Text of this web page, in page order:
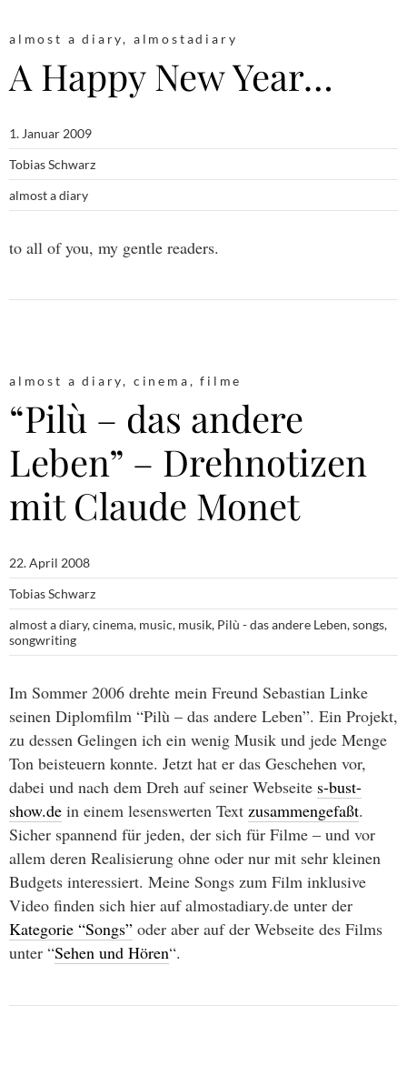
almost a diary, almostadiary
A Happy New Year…
1. Januar 2009
Tobias Schwarz
almost a diary
to all of you, my gentle readers.
almost a diary, cinema,filme
“Pilù – das andere
Leben” – Drehnotizen
mit Claude Monet
22. April 2008
Tobias Schwarz
almost a diary,cinema, music, musik, Pilù - das andere Leben,songs,
songwriting
Im Sommer 2006 drehte mein Freund Sebastian Linke
seinen Diplomfilm “Pilù – das andere Leben”. Ein Projekt,
zu dessen Gelingen ich ein wenig Musik und jede Menge
Ton beisteuern konnte. Jetzt hat er das Geschehen vor,
dabei und nach dem Dreh auf seiner Webseite s-bust-
show.de in einem lesenswerten Text zusammengefaßt.
Sicher spannend für jeden, der sich für Filme – und vor
allem deren Realisierung ohne oder nur mit sehr kleinen
Budgets interessiert. Meine Songs zum Film inklusive
Video finden sich hier auf almostadiary.de unter der
Kategorie “Songs” oder aber auf der Webseite des Films
unter “Sehen und Hören“.